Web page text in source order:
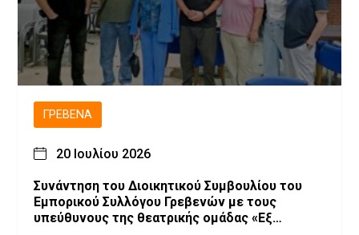
ΓΡΕΒΕΝΆ
20 Ιουλίου 2026
Συνάντηση του Διοικητικού Συμβουλίου του
Εμπορικού Συλλόγου Γρεβενών με τους
υπεύθυνους της θεατρικής ομάδας «Εξ